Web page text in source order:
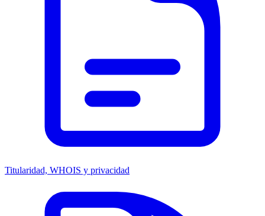
Titularidad, WHOIS y privacidad